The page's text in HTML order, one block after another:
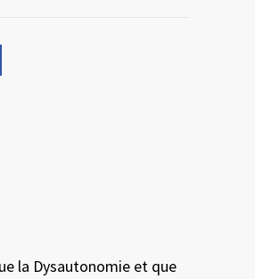
la Dysautonomie et que